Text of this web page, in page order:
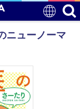
ニューノーマ